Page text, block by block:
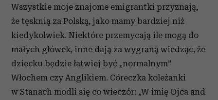
Wszystkie moje znajome emigrantki przyznają,
że tęsknią za Polską, jako mamy bardziej niż
kiedykolwiek. Niektóre przemycają ile mogą do
małych główek, inne dają za wygraną wiedząc, że
dziecku będzie łatwiej być „normalnym”
Włochem czy Anglikiem. Córeczka koleżanki
w Stanach modli się co wieczór: „W imię Ojca and